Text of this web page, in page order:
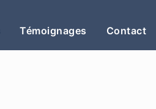
Témoignages Contact